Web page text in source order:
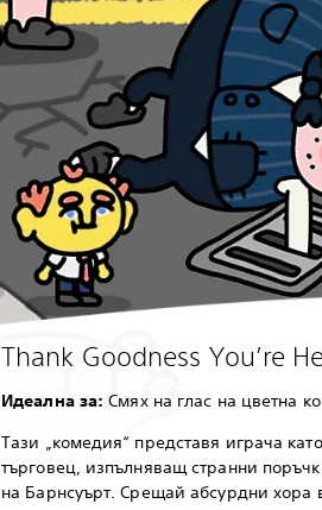
Thank Goodness You’re
Идеална за: Смях на глас на цветна
Тази „комедия“ представя играча
търговец, изпълняващ странни
на Барнсуърт. Срещай абсурдни хора